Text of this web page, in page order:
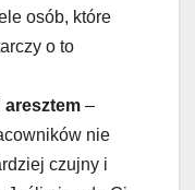
osób, które
o to
aresztem –
nie
czujny i